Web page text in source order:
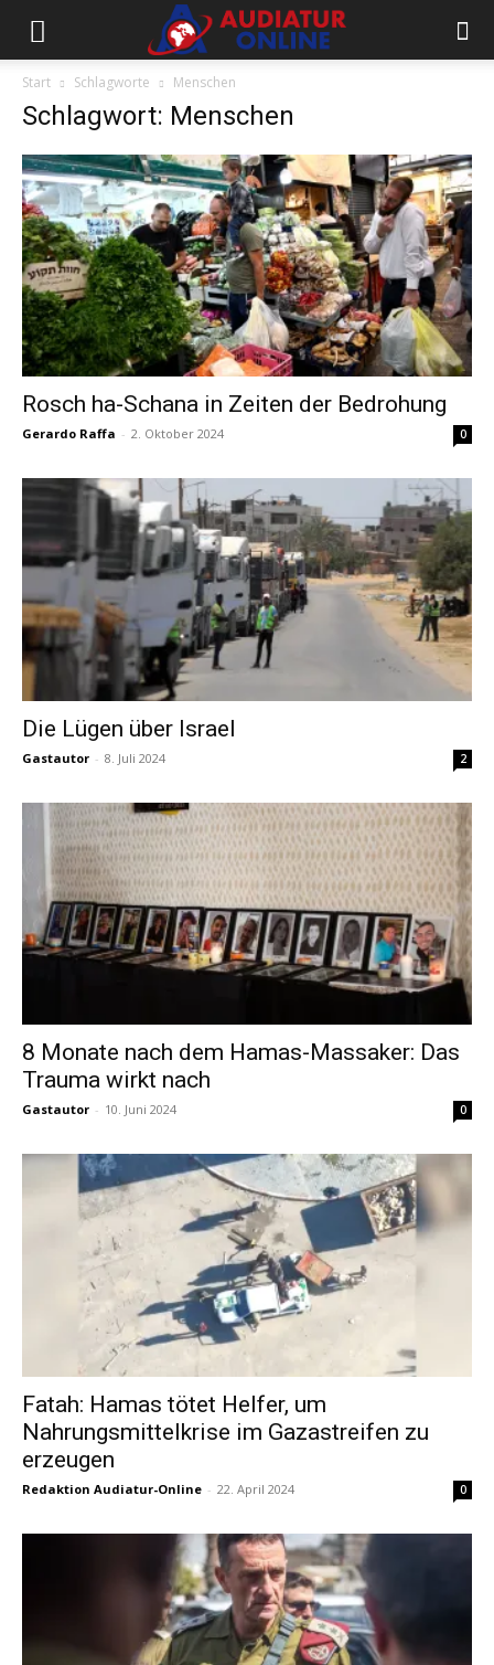
Start Schlagworte Menschen
Schlagwort: Menschen
Rosch ha-Schana in Zeiten der Bedrohung
Gerardo Raffa - 2. Oktober 2024 0
Die Lügen über Israel
Gastautor - 8. Juli 2024 2
8 Monate nach dem Hamas-Massaker: Das
Trauma wirkt nach
Gastautor - 10. Juni 2024 0
Fatah: Hamas tötet Helfer, um
Nahrungsmittelkrise im Gazastreifen zu
erzeugen
Redaktion Audiatur-Online - 22. April 2024 0